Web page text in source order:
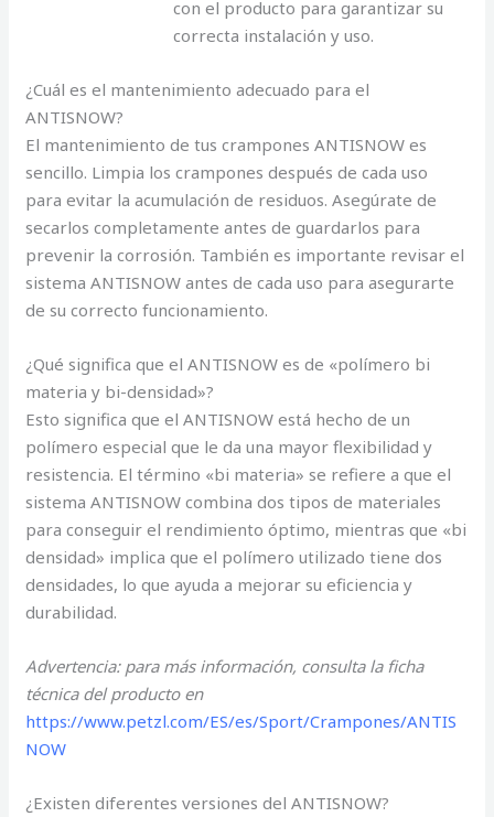
con el producto para garantizar su
correcta instalación y uso.
¿Cuál es el mantenimiento adecuado para el
ANTISNOW?
El mantenimiento de tus crampones ANTISNOW es
sencillo. Limpia los crampones después de cada uso
para evitar la acumulación de residuos. Asegúrate de
secarlos completamente antes de guardarlos para
prevenir la corrosión. También es importante revisar el
sistema ANTISNOW antes de cada uso para asegurarte
de su correcto funcionamiento.
¿Qué significa que el ANTISNOW es de «polímero bi
materia y bi-densidad»?
Esto significa que el ANTISNOW está hecho de un
polímero especial que le da una mayor flexibilidad y
resistencia. El término «bi materia» se refiere a que el
sistema ANTISNOW combina dos tipos de materiales
para conseguir el rendimiento óptimo, mientras que «bi
densidad» implica que el polímero utilizado tiene dos
densidades, lo que ayuda a mejorar su eficiencia y
durabilidad.
Advertencia: para más información, consulta la ficha
técnica del producto en
https://www.petzl.com/ES/es/Sport/Crampones/ANTIS
NOW
¿Existen diferentes versiones del ANTISNOW?